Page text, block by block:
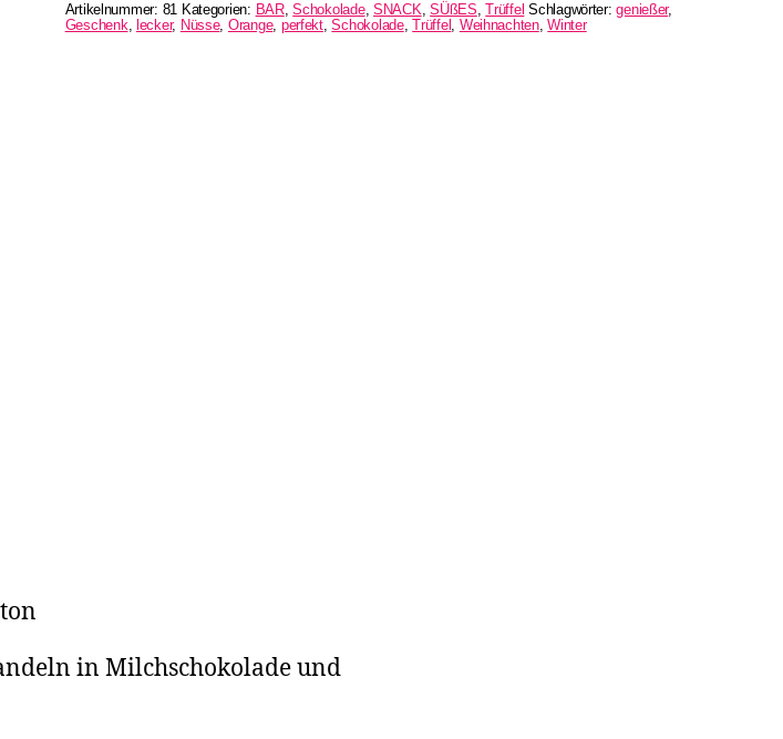
Artikelnummer: 81 Kategorien: BAR,Schokolade,SNACK,SÜßES, Trüffel Schlagwörter:genießer,
Geschenk, lecker, Nüsse, Orange, perfekt,Schokolade, Trüffel , Weihnachten,Winter
in Milchschokolade und